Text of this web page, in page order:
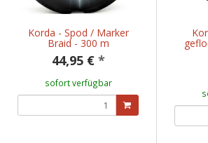
Korda - Spod / Marker
Braid - 300 m
44,95 € *
sofort verfügbar